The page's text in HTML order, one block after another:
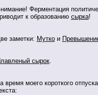
Ферментация
к образованию сырка!
заметки: Муткои
сырок.
время моего короткого